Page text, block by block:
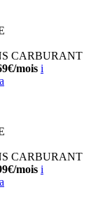
CARBURANT
mois i
CARBURANT
mois i